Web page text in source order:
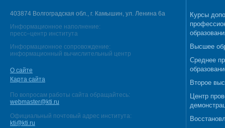
403874 Волгоградская обл., г. Камышин, ул. Ленина 6а
Информационное наполнение:
пресс–центр института
Информационное сопровождение:
информационный вычислительный центр
О сайте
Карта сайта
По вопросам работы сайта обращайтесь:
webmaster@kti.ru
Официальный почтовый адрес института:
kti@kti.ru
Курсы
Высшее
Среднее
Второе
Центр